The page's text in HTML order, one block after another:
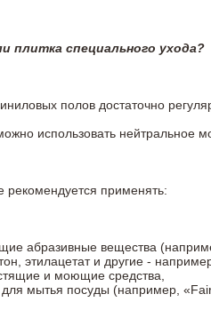
плитка специального ухода?
полов достаточно
использовать
рекомендуется применять:
абразивные вещества
этилацетат и другие -
и моющие средства,
для мытья посуды (например,